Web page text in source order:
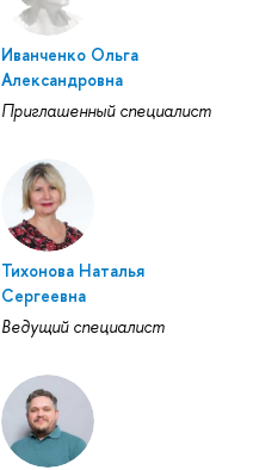
Иванченко Ольга
Александровна
Приглашенный специалист
Тихонова Наталья
Сергеевна
Ведущий специалист